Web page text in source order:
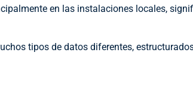
en las instalaciones locales,
tipos de datos diferentes,